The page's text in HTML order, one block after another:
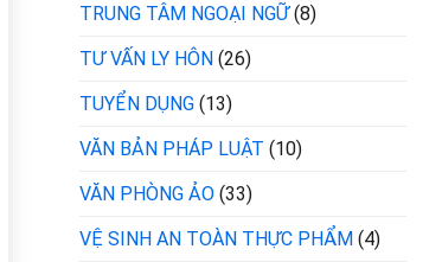
TRUNG TÂM NGOẠI NGỮ(8)
TƯ VẤN LY HÔN (26)
TUYỂN DỤNG (13)
VĂN BẢN PHÁP LUẬT (10)
VĂN PHÒNG ẢO (33)
VỆ SINH AN TOÀN THỰC PHẨM (4)